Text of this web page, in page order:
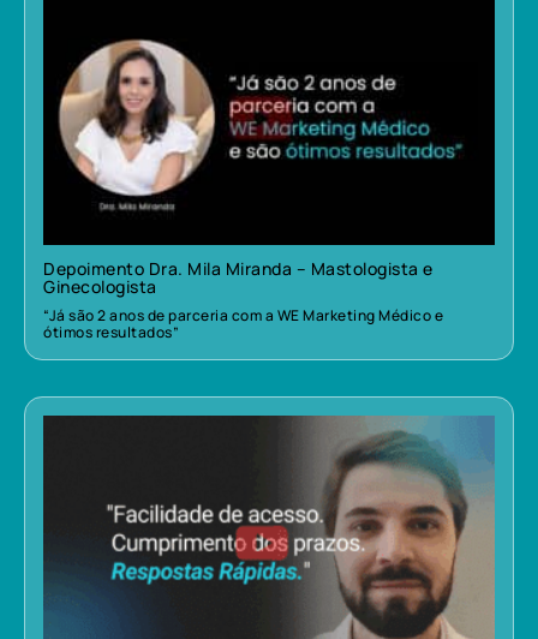
Depoimento Dra. Mila Miranda – Mastologista e
Ginecologista
“Já são 2 anos de parceria com a WE Marketing Médico e
ótimos resultados”